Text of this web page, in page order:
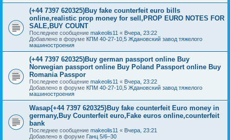
(+44 7397 620325)Buy fake counterfeit euro bills
online,realistic prop money for sell,PROP EURO NOTES FOR
SALE,BUY COUNT
Последнее сообщение makeolis11 « Вчера, 23:22
Добавлено в форуме КПМ 40-27-10,5 Ждановский завод тяжелого
машиностроения
(+44 7397 620325)Buy german passport online Buy
Norwegian passport online Buy Poland Passport online Buy
Romania Passpor
Последнее сообщение makeolis11 « Вчера, 23:22
Добавлено в форуме КПМ 40-27-10,5 Ждановский завод тяжелого
машиностроения
Wasap{+44 7397 620325}Buy fake counterfeit Euro money in
germany,Buy Counterfeit euro,Fake euros online,counterfeit
bank
Последнее сообщение makeolis11 « Вчера, 23:21
Добавлено в форуме Ганц 5/6–30